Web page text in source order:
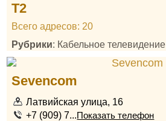
T2
Всего адресов: 20
Рубрики: Кабельное телевидение
Sevencom
Латвийская улица, 16
+7 (909) 7...Показать телефон